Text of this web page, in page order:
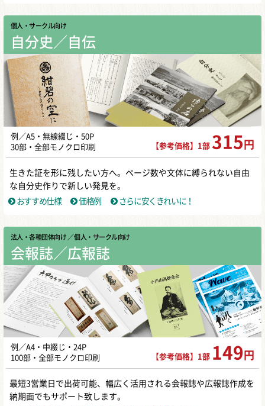
個人・サークル向け
自分史／自伝
例／A5・無線綴じ・50P
30部・全部モノクロ印刷
【参考価格】1部 315 円
生きた証を形に残したい方へ。ページ数や文体に縛られない自由
な自分史作りで新しい発見を。
おすすめ仕様
価格例 さらに安くきれいに！
法人・各種団体向け ／ 個人・サークル向け
会報誌／広報誌
例／A4・中綴じ・24P
100部・全部モノクロ印刷
【参考価格】1部 149 円
最短3営業日で出荷可能、幅広く活用される会報誌や広報誌作成を
納期面でもサポート致します。